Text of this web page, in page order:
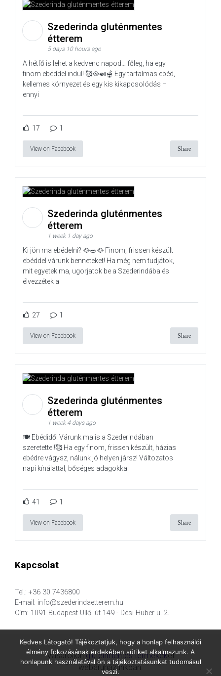
Szederinda gluténmentes
étterem
5 days 10 hours ago
A hétfő is lehet a kedvenc napod… főleg, ha egy
finom ebéddel indul! 🥰🥘🍛🫕 Egy tartalmas ebéd,
kellemes környezet és egy kis kikapcsolódás –
ennyi
17 1
View on Facebook Share
Szederinda gluténmentes
étterem
1 week 1 day ago
Ki jön ma ebédelni? 🥘🥗🥘 Finom, frissen készült
ebéddel várunk benneteket! Ha még nem tudjátok,
mit egyetek ma, ugorjatok be a Szederindába és
élvezzétek a
27 1
View on Facebook Share
Szederinda gluténmentes
étterem
1 week 4 days ago
🍽️ Ebédidő! Várunk ma is a Szederindában
szeretettel!🥰 Ha egy finom, frissen készült, házias
ebédre vágysz, nálunk jó helyen jársz! Változatos
napi kínálattal, bőséges adagokkal
41 1
View on Facebook Share
Kapcsolat
Tel.: +36 30 7436800
E-mail: info@szederindaetterem.hu
Cím: 1091 Budapest Üllői út 149 - Dési Huber u. 2.
Vásároljongluténmentes termékeket
webáruházunkban.
Kedves Látogató! Tájékoztatjuk, hogy a honlap felhasználói
élmény fokozásának érdekében sütiket alkalmazunk. A
honlapunk használatával ön a tájékoztatásunkat tudomásul
veszi.